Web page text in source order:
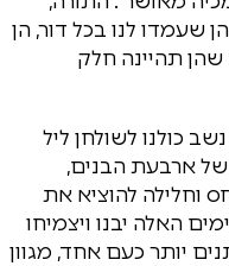
שעמדו לנו בכל דור, הן
שהן תהיינה חלק
כולנו לשולחן ליל
ארבעת הבנים,
וחלילה להוציא את
האלה יבנו ויצמיחו
יותר כעם אחד, מגוון